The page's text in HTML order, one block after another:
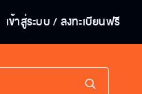
เข้าสู่ระบบ / ลงทะเบียนฟรี